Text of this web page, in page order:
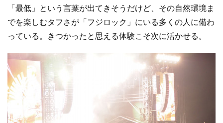
「最低」という言葉が出てきそうだけど、その自然環境ま
でを楽しむタフさが「フジロック」にいる多くの人に備わ
っている。きつかったと思える体験こそ次に活かせる。